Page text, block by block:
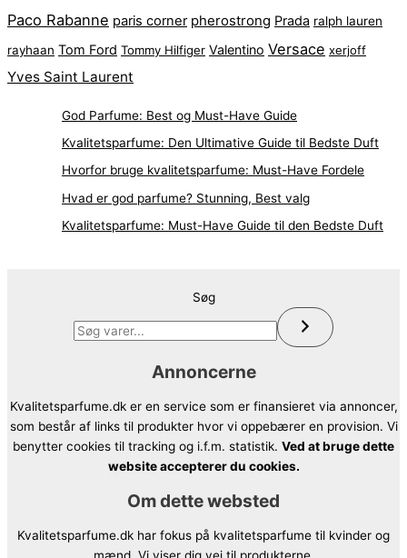
Paco Rabanne paris corner pherostrong Prada ralph lauren
rayhaan Tom Ford Tommy Hilfiger Valentino Versace xerjoff
Yves Saint Laurent
God Parfume: Best og Must-Have Guide
Kvalitetsparfume: Den Ultimative Guide til Bedste Duft
Hvorfor bruge kvalitetsparfume: Must-Have Fordele
Hvad er god parfume? Stunning, Best valg
Kvalitetsparfume: Must-Have Guide til den Bedste Duft
Søg
Annoncerne
Kvalitetsparfume.dk er en service som er finansieret via annoncer,
som består af links til produkter hvor vi oppebærer en provision. Vi
benytter cookies til tracking og i.f.m. statistik. Ved at bruge dette
website accepterer du cookies.
Om dette websted
Kvalitetsparfume.dk har fokus på kvalitetsparfume til kvinder og